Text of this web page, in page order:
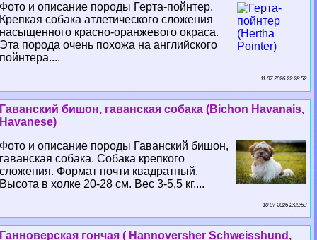
Фото и описание породы Герта-пойнтер.
Крепкая собака атлетического сложения
насыщенного красно-оранжевого окраса.
Эта порода очень похожа на английского
пойнтера....
11 07 2026 22:28:52
Гаванский бишон, гаванская собака (Bichon Havanais,
Havanese)
Фото и описание породы Гаванский бишон,
гаванская собака. Собака крепкого
сложения. Формат почти квадратный.
Высота в холке 20-28 см. Вес 3-5,5 кг....
10 07 2026 2:29:53
Ганноверская гончая ( Hannoversher Schweisshund,